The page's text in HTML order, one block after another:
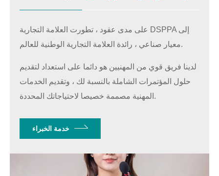
على مدى عقود ، تطورت العلامة التجارية DSPPA إلى
معيار صناعي ، رائدة العلامة التجارية الوطنية للعالم.
لدينا فريق قوي من المهنيين هو دائما على استعداد لتقديم
حلول المؤتمرات الشاملة بالنسبة لك ، وتقديم الخدمات
المهنية مصممة خصيصا لاحتياجاتك المحددة.
خدمة الخبراء